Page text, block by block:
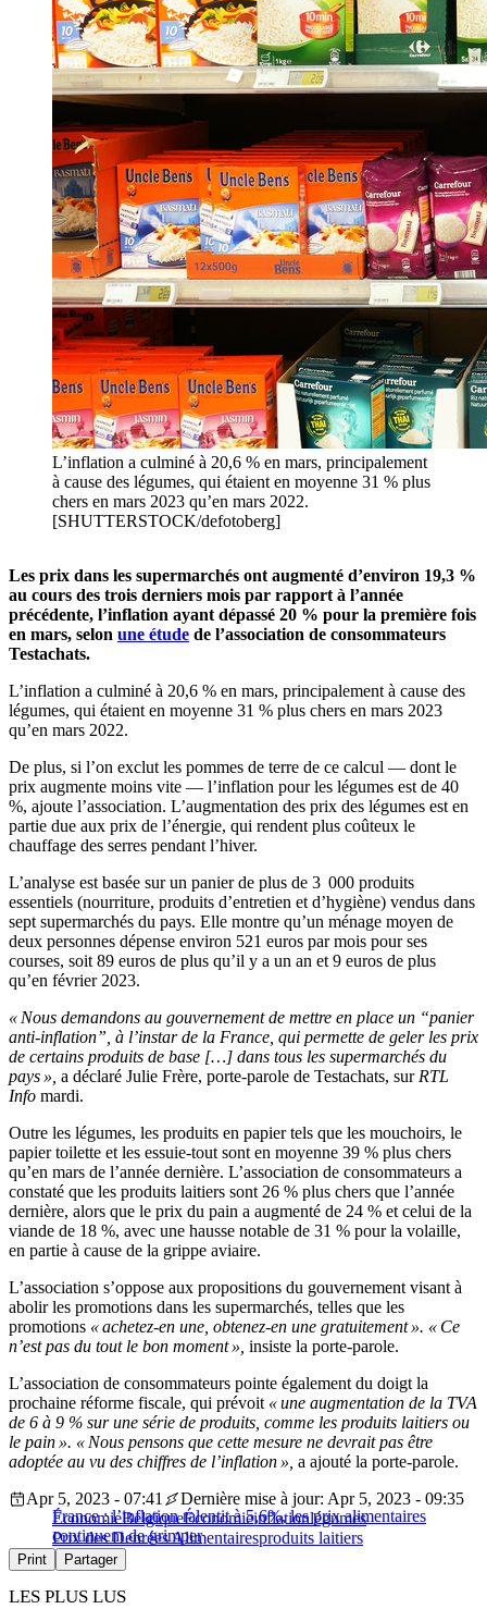
L’inflation a culminé à 20,6 % en mars, principalement
à cause des légumes, qui étaient en moyenne 31 % plus
chers en mars 2023 qu’en mars 2022.
[SHUTTERSTOCK/defotoberg]
Les prix dans les supermarchés ont augmenté d’environ 19,3 %
au cours des trois derniers mois par rapport à l’année
précédente, l’inflation ayant dépassé 20 % pour la première fois
en mars, selon une étude de l’association de consommateurs
Testachats.
L’inflation a culminé à 20,6 % en mars, principalement à cause des
légumes, qui étaient en moyenne 31 % plus chers en mars 2023
qu’en mars 2022.
De plus, si l’on exclut les pommes de terre de ce calcul — dont le
prix augmente moins vite — l’inflation pour les légumes est de 40
%, ajoute l’association. L’augmentation des prix des légumes est en
partie due aux prix de l’énergie, qui rendent plus coûteux le
chauffage des serres pendant l’hiver.
L’analyse est basée sur un panier de plus de 3 000 produits
essentiels (nourriture, produits d’entretien et d’hygiène) vendus dans
sept supermarchés du pays. Elle montre qu’un ménage moyen de
deux personnes dépense environ 521 euros par mois pour ses
courses, soit 89 euros de plus qu’il y a un an et 9 euros de plus
qu’en février 2023.
« Nous demandons au gouvernement de mettre en place un “panier
anti-inflation”, à l’instar de la France, qui permette de geler les prix
de certains produits de base […] dans tous les supermarchés du
pays », a déclaré Julie Frère, porte-parole de Testachats, sur RTL
Info mardi.
Outre les légumes, les produits en papier tels que les mouchoirs, le
papier toilette et les essuie-tout sont en moyenne 39 % plus chers
qu’en mars de l’année dernière. L’association de consommateurs a
constaté que les produits laitiers sont 26 % plus chers que l’année
dernière, alors que le prix du pain a augmenté de 24 % et celui de la
viande de 18 %, avec une hausse notable de 31 % pour la volaille,
en partie à cause de la grippe aviaire.
L’association s’oppose aux propositions du gouvernement visant à
abolir les promotions dans les supermarchés, telles que les
promotions « achetez-en une, obtenez-en une gratuitement ». « Ce
n’est pas du tout le bon moment », insiste la porte-parole.
L’association de consommateurs pointe également du doigt la
prochaine réforme fiscale, qui prévoit « une augmentation de la TVA
de 6 à 9 % sur une série de produits, comme les produits laitiers ou
le pain ». « Nous pensons que cette mesure ne devrait pas être
adoptée au vu des chiffres de l’inflation », a ajouté la porte-parole.
France : l’inflation ralentit à 5,6%, les prix alimentaires
continuent de grimper
Apr 5, 2023 - 07:41
Dernière mise à jour: Apr 5, 2023 - 09:35
ÉconomieBelgiqueÉconomieinflationlégumes
Prix des Denrées Alimentairesproduits laitiers
Print Partager
LES PLUS LUS